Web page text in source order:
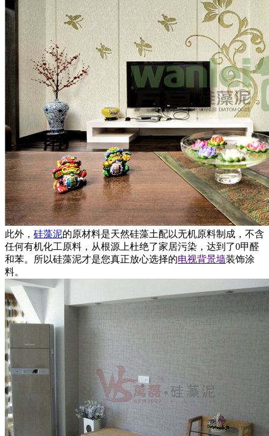
此外， 硅藻泥的原材料是天然硅藻土配以无机原料制成，不含
任何有机化工原料，从根源上杜绝了家居污染，达到了0甲醛
和苯。所以硅藻泥才是您真正放心选择的电视背景墙装饰涂
料。